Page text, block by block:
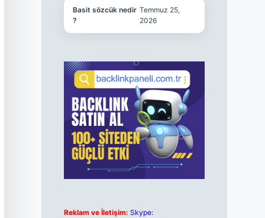
Basit sözcük nedir
?
Temmuz 25,
2026
Reklam ve İletişim: Skype: